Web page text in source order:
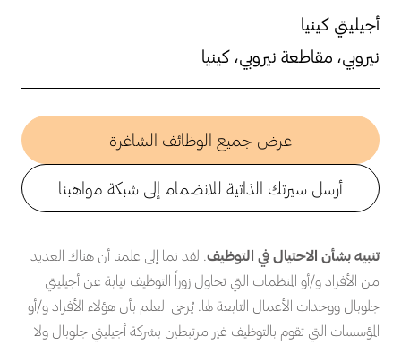
أجيليتي كينيا
نيروبي، مقاطعة نيروبي، كينيا
عرض جميع الوظائف الشاغرة
أرسل سيرتك الذاتية للانضمام إلى شبكة مواهبنا
تنبيه بشأن الاحتيال في التوظيف . لقد نما إلى علمنا أن هناك العديد
من الأفراد و/أو المنظمات التي تحاول زوراً التوظيف نيابة عن أجيليتي
جلوبال ووحدات الأعمال التابعة لها. يُرجى العلم بأن هؤلاء الأفراد و/أو
المؤسسات التي تقوم بالتوظيف غير مرتبطين بشركة أجيليتي جلوبال ولا